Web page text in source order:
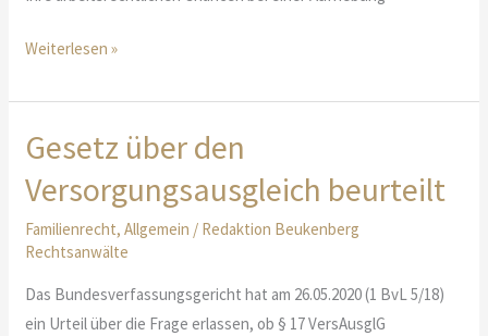
Anspruch
Abfindung
Weiterlesen »
Gesetz über den
Versorgungsausgleich beurteilt
Familienrecht,Allgemein / Redaktion Beukenberg
Rechtsanwälte
Das Bundesverfassungsgericht hat am 26.05.2020 (1 BvL 5/18)
ein Urteil über die Frage erlassen, ob § 17 VersAusglG